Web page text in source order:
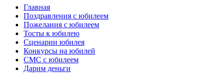
Главная
Поздравления с юбилеем
Пожелания с юбилеем
Тосты к юбилею
Сценарии юбилея
Конкурсы на юбилей
СМС с юбилеем
Дарим деньги